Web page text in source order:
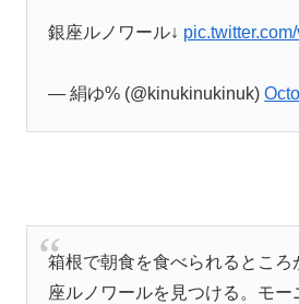
銀座ルノワール↓
— 絹ゆ% (@kinukinukinuk)
箱根で朝食を食べられるところ
座ルノワールを見つける。モー